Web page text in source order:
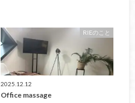
RIEのこと
2025.12.12
Office massage